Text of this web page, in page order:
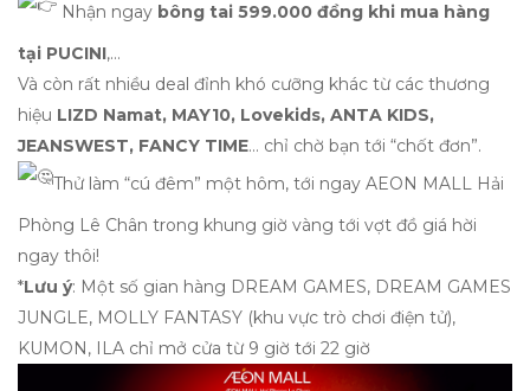
Nhận ngay bông tai 599.000 đồng khi mua hàng
tại PUCINI,… ​
Và còn rất nhiều deal đỉnh khó cưỡng khác từ các thương
hiệu LIZD Namat, MAY10, Lovekids, ANTA KIDS,
JEANSWEST, FANCY TIME… chỉ chờ bạn tới “chốt đơn”. ​
Thử làm “cú đêm” một hôm, tới ngay AEON MALL Hải
Phòng Lê Chân trong khung giờ vàng tới vợt đồ giá hời
ngay thôi! ​
*Lưu ý: Một số gian hàng DREAM GAMES, DREAM GAMES
JUNGLE, MOLLY FANTASY (khu vực trò chơi điện tử),
KUMON, ILA chỉ mở cửa từ 9 giờ tới 22 giờ